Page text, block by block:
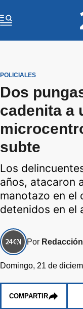
POLICIALES
Dos
cadenita a
subte
Los
años, atacaron
manotazo en el
detenidos en el
Por Redacción
Domingo, 21 de
COMPARTIR